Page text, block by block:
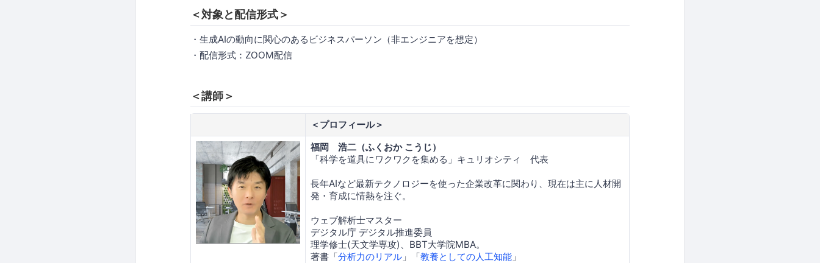
＜対象と配信形式＞
・生成AIの動向に関心のあるビジネスパーソン（非エンジニアを想定）
・配信形式：ZOOM配信
＜講師＞
＜プロフィール＞
福岡 浩二（ふくおか こうじ）
「科学を道具にワクワクを集める」キュリオシティ 代表
長年AIなど最新テクノロジーを使った企業改革に関わり、現在は主に人材開
発・育成に情熱を注ぐ。
ウェブ解析士マスター
デジタル庁 デジタル推進委員
理学修士(天文学専攻)、BBT大学院MBA。
著書「分析力のリアル 」「教養としての人工知能 」